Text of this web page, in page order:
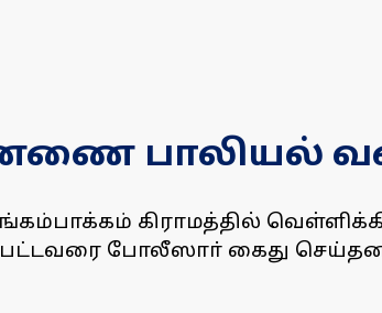
பாலியல்
கிராமத்தில்
போலீஸாா் கைது